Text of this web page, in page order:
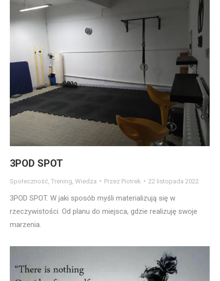
3POD SPOT
Społeczność Trening Wiedza Przez Piotrek 22 listopada 2022
3POD SPOT. W jaki sposób myśli materializują się w
rzeczywistości. Od planu do miejsca, gdzie realizuję swoje
marzenia.